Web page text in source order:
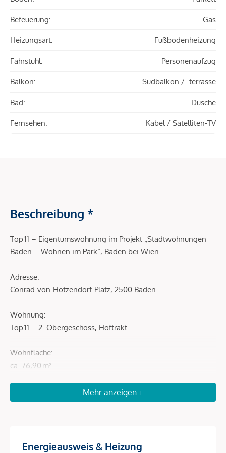
Befeuerung: Gas
Heizungsart: Fußbodenheizung
Fahrstuhl: Personenaufzug
Balkon: Südbalkon / -terrasse
Bad: Dusche
Fernsehen: Kabel / Satelliten-TV
Beschreibung *
Top 11 – Eigentumswohnung im Projekt „Stadtwohnungen
Baden – Wohnen im Park“, Baden bei Wien
Adresse:
Conrad-von-Hötzendorf-Platz, 2500 Baden
Wohnung:
Top 11 – 2. Obergeschoss, Hoftrakt
Wohnfläche:
ca. 76,90 m²
2 Balkone mit gesamt ca. 8,95 m²
Preis:
Mehr anzeigen +
Energieausweis & Heizung